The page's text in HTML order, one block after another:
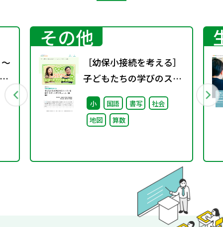
その他
［幼保小接続を考える］
子どもたちの学びのスト
ーリーを紡ぐスタートカ
リキュラム（後編）
小 国語 書写
社会
地図
算数